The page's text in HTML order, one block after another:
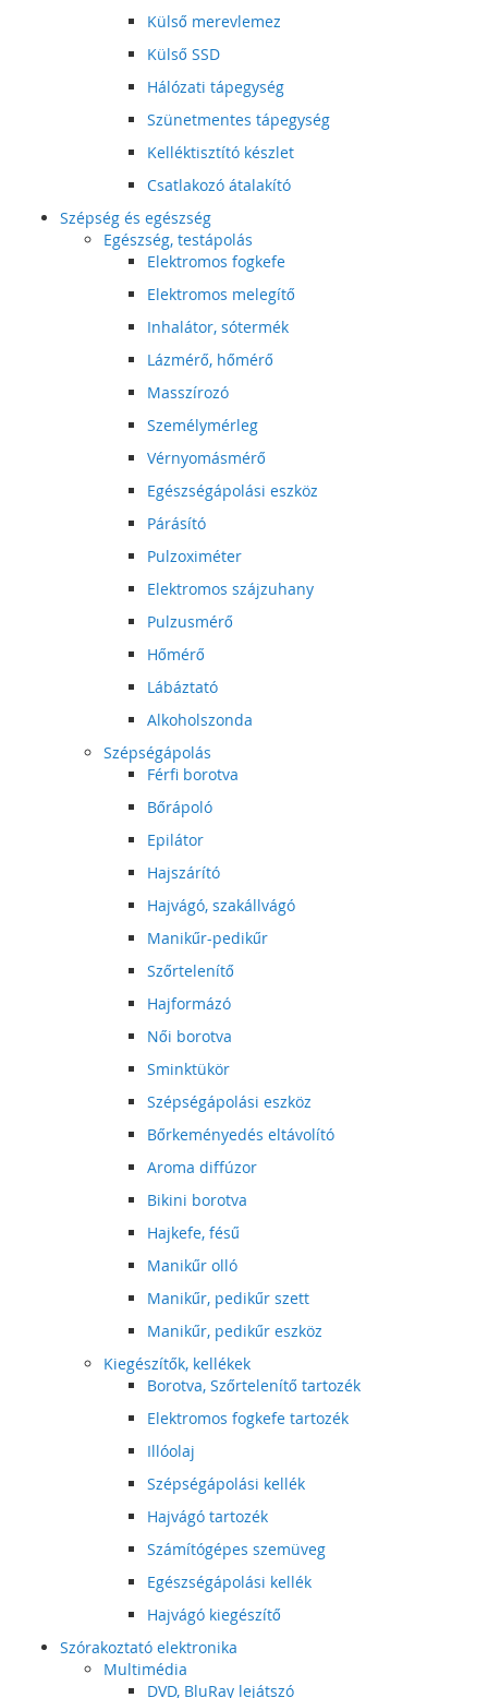
Külső merevlemez
Külső SSD
Hálózati tápegység
Szünetmentes tápegység
Kelléktisztító készlet
Csatlakozó átalakító
Szépség és egészség
Egészség, testápolás
Elektromos fogkefe
Elektromos melegítő
Inhalátor, sótermék
Lázmérő, hőmérő
Masszírozó
Személymérleg
Vérnyomásmérő
Egészségápolási eszköz
Párásító
Pulzoximéter
Elektromos szájzuhany
Pulzusmérő
Hőmérő
Lábáztató
Alkoholszonda
Szépségápolás
Férfi borotva
Bőrápoló
Epilátor
Hajszárító
Hajvágó, szakállvágó
Manikűr-pedikűr
Szőrtelenítő
Hajformázó
Női borotva
Sminktükör
Szépségápolási eszköz
Bőrkeményedés eltávolító
Aroma diffúzor
Bikini borotva
Hajkefe, fésű
Manikűr olló
Manikűr, pedikűr szett
Manikűr, pedikűr eszköz
Kiegészítők, kellékek
Borotva, Szőrtelenítő tartozék
Elektromos fogkefe tartozék
Illóolaj
Szépségápolási kellék
Hajvágó tartozék
Számítógépes szemüveg
Egészségápolási kellék
Hajvágó kiegészítő
Szórakoztató elektronika
Multimédia
DVD, BluRay lejátszó